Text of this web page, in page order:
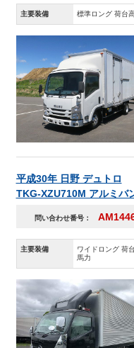
主要装備 標準ロング 荷台
平成30年 日野 デュトロ
TKG-XZU710M アルミバ
問い合わせ番号：
主要装備
ワイドロング 荷
馬力